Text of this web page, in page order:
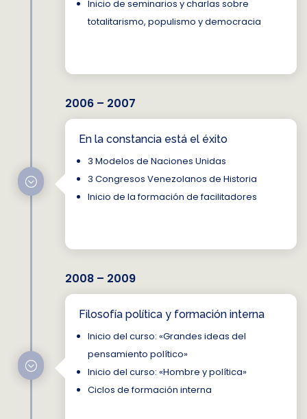
Inicio de seminarios y charlas sobre
totalitarismo, populismo y democracia
En la constancia está el éxito
3 Modelos de Naciones Unidas
3 Congresos Venezolanos de Historia
Inicio de la formación de facilitadores
;
2006 – 2007
2008 – 2009
;
Filosofía política y formación interna
Inicio del curso: «Grandes ideas del
pensamiento político»
Inicio del curso: «Hombre y política»
Ciclos de formación interna